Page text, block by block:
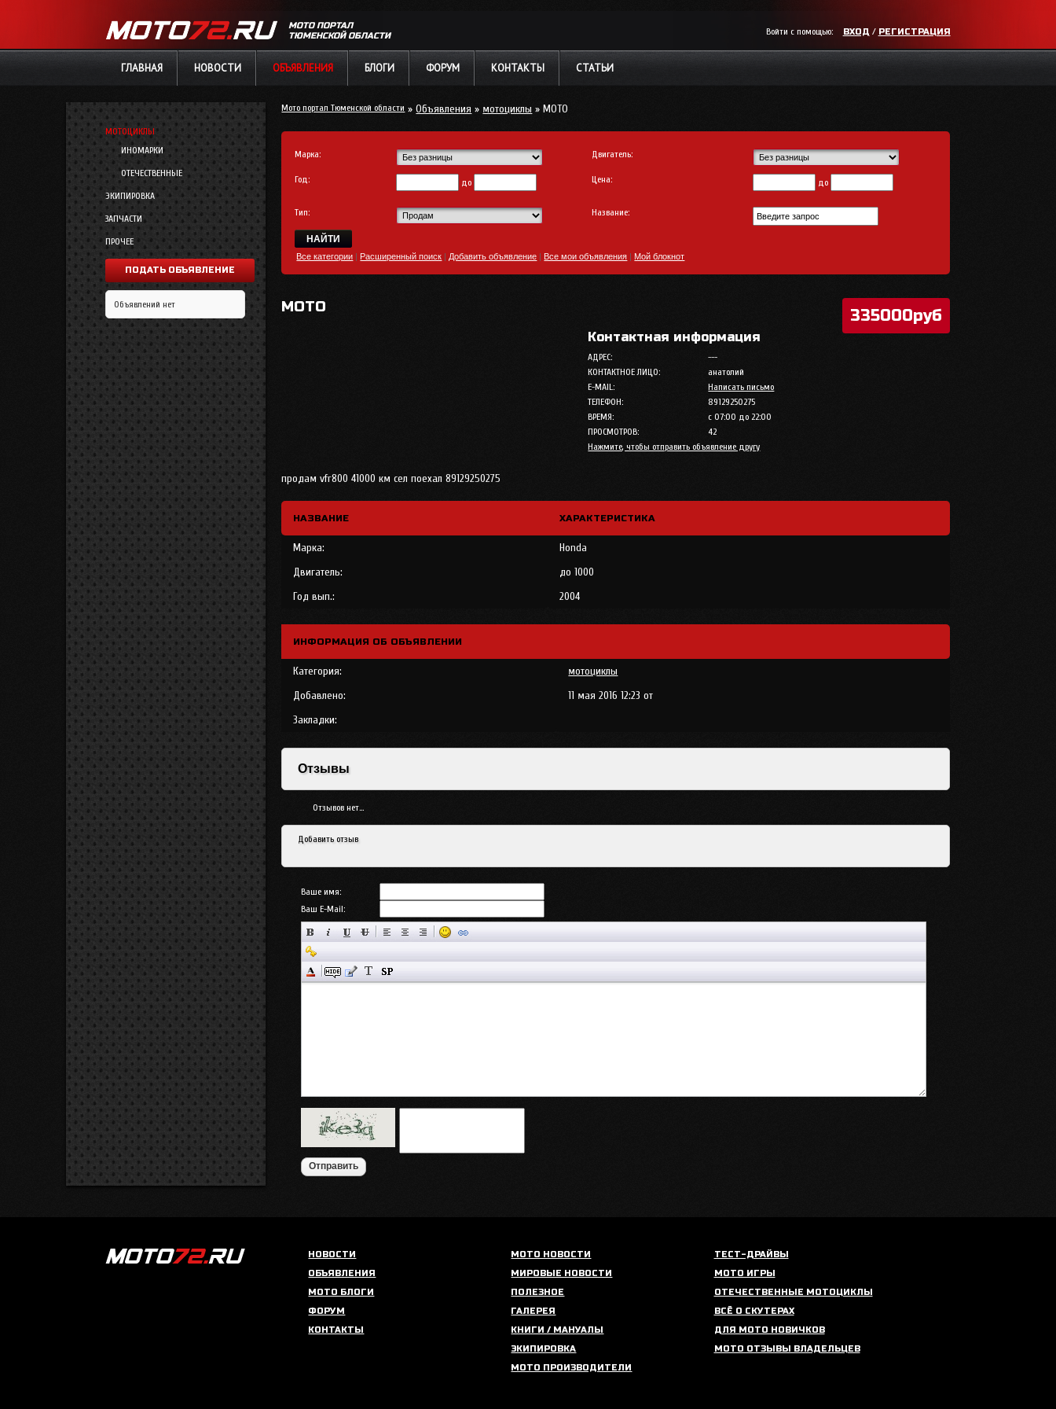
МОТО ПОРТАЛ
ТЮМЕНСКОЙ ОБЛАСТИ
Войти с помощью: ВХОД / РЕГИСТРАЦИЯ
ГЛАВНАЯ НОВОСТИ ОБЪЯВЛЕНИЯ БЛОГИ ФОРУМ КОНТАКТЫ СТАТЬИ
МОТОЦИКЛЫ
ИНОМАРКИ
ОТЕЧЕСТВЕННЫЕ
ЭКИПИРОВКА
ЗАПЧАСТИ
ПРОЧЕЕ
ПОДАТЬ ОБЪЯВЛЕНИЕ
Объявлений нет
Мото портал Тюменской области»Объявления » мотоциклы » МОТО
Марка: Двигатель:
Год: до Цена: до
Тип: Название:
Все категории | Расширенный поиск | Добавить объявление | Все мои объявления | Мой блокнот
МОТО 335000руб
Контактная информация
АДРЕС:
---
КОНТАКТНОЕ ЛИЦО:
анатолий
E-MAIL:
Написать письмо
ТЕЛЕФОН:
89129250275
ВРЕМЯ:
с 07:00 до 22:00
ПРОСМОТРОВ:
42
Нажмите, чтобы отправить объявление другу
продам vfr800 41000 км сел поехал 89129250275
НАЗВАНИЕ ХАРАКТЕРИСТИКА
Марка:
Honda
Двигатель:
до 1000
Год вып.:
2004
ИНФОРМАЦИЯ ОБ ОБЪЯВЛЕНИИ
Категория:
мотоциклы
Добавлено:
11 мая 2016 12:23 от
Закладки:
Отзывы
Отзывов нет...
Добавить отзыв
Ваше имя:
Ваш E-Mail:
НОВОСТИ
ОБЪЯВЛЕНИЯ
МОТО БЛОГИ
ФОРУМ
КОНТАКТЫ
МОТО НОВОСТИ
МИРОВЫЕ НОВОСТИ
ПОЛЕЗНОЕ
ГАЛЕРЕЯ
КНИГИ / МАНУАЛЫ
ЭКИПИРОВКА
МОТО ПРОИЗВОДИТЕЛИ
ТЕСТ-ДРАЙВЫ
МОТО ИГРЫ
ОТЕЧЕСТВЕННЫЕ МОТОЦИКЛЫ
ВСЁ О СКУТЕРАХ
ДЛЯ МОТО НОВИЧКОВ
МОТО ОТЗЫВЫ ВЛАДЕЛЬЦЕВ